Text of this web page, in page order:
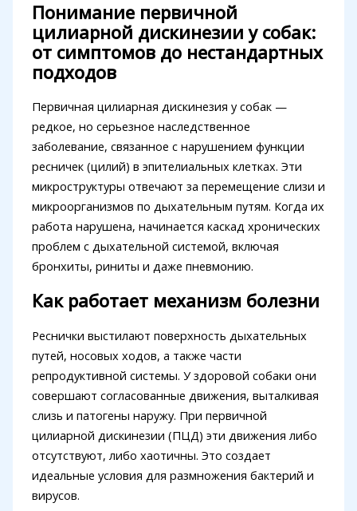
Понимание первичной
цилиарной дискинезии у собак:
от симптомов до нестандартных
подходов
Первичная цилиарная дискинезия у собак —
редкое, но серьезное наследственное
заболевание, связанное с нарушением функции
ресничек (цилий) в эпителиальных клетках. Эти
микроструктуры отвечают за перемещение слизи и
микроорганизмов по дыхательным путям. Когда их
работа нарушена, начинается каскад хронических
проблем с дыхательной системой, включая
бронхиты, риниты и даже пневмонию.
Как работает механизм болезни
Реснички выстилают поверхность дыхательных
путей, носовых ходов, а также части
репродуктивной системы. У здоровой собаки они
совершают согласованные движения, выталкивая
слизь и патогены наружу. При первичной
цилиарной дискинезии (ПЦД) эти движения либо
отсутствуют, либо хаотичны. Это создает
идеальные условия для размножения бактерий и
вирусов.